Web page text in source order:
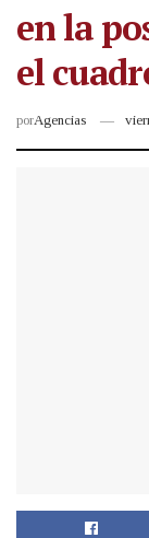
en la
el
porAgencias